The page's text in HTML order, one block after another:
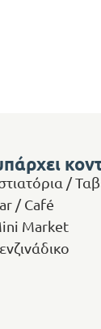
/
/ Café
Market